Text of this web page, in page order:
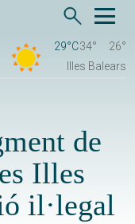
29°C34°
26°
Illes Balears
de
Illes
il·legal